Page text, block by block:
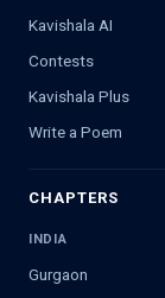
Kavishala AI
Contests
Kavishala Plus
Write a Poem
CHAPTERS
INDIA
Gurgaon